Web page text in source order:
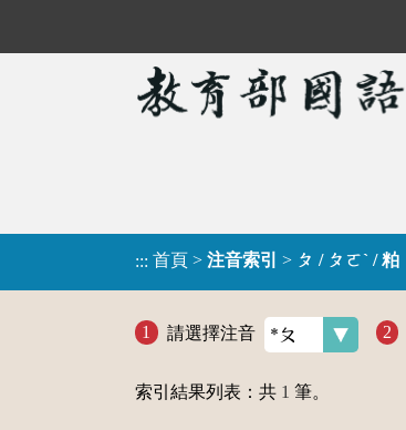
::: 首頁 > 注音索引 > ㄆ / ㄆㄛˋ / 粕
請選擇注音
索引結果列表：共 1 筆。